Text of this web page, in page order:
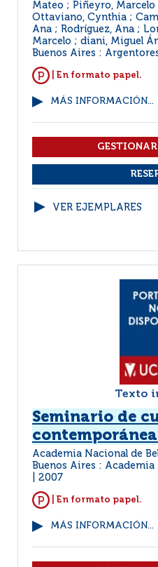
Mateo ; Piñeyro, Marcelo
Ottaviano, Cynthia ;
Ana ; Rodríguez, Ana ;
Marcelo ; diani, Miguel
Buenos Aires :
| En formato papel.
MÁS INFORMACIÓN...
VER EJEMPLARES
Texto
Seminario de
Academia Nacional de
Buenos Aires : Academia
2007
| En formato papel.
MÁS INFORMACIÓN...